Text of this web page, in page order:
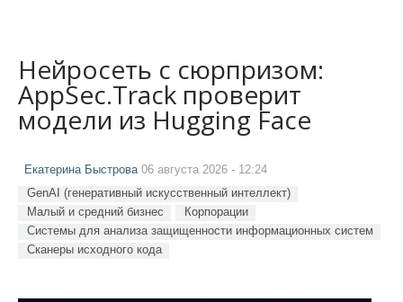
Нейросеть с сюрпризом:
AppSec.Track проверит
модели из Hugging Face
Екатерина Быстрова06 августа 2026 - 12:24
GenAI (генеративный искусственный интеллект)
Малый и средний бизнес
Корпорации
Системы для анализа защищенности информационных систем
Сканеры исходного кода